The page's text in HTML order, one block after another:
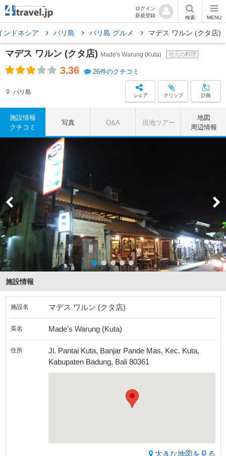
ログイン
新規登録
検索 MENU
ンドネシア バリ島 バリ島 グルメ マデス ワルン (クタ店)
マデス ワルン (クタ店) Made's Warung (Kuta) 地元の料理
3.36 26件のクチコミ
バリ島 シェア クリップ 計画
施設情報
クチコミ
写真 Q&A 現地ツアー
地図
周辺情報
施設情報
施設名 マデス ワルン (クタ店)
英名 Made's Warung (Kuta)
住所
Jl. Pantai Kuta, Banjar Pande Mas, Kec. Kuta,
Kabupaten Badung, Bali 80361
大きな地図を見る